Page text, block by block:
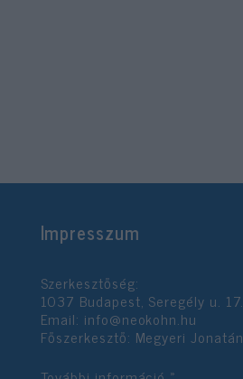
Impresszum
Szerkesztőség:
1037 Budapest, Seregély u. 17.
Email: info@neokohn.hu
Főszerkesztő: Megyeri Jonatán